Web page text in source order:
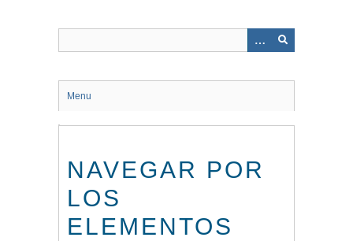
Menu
NAVEGAR POR
LOS
ELEMENTOS